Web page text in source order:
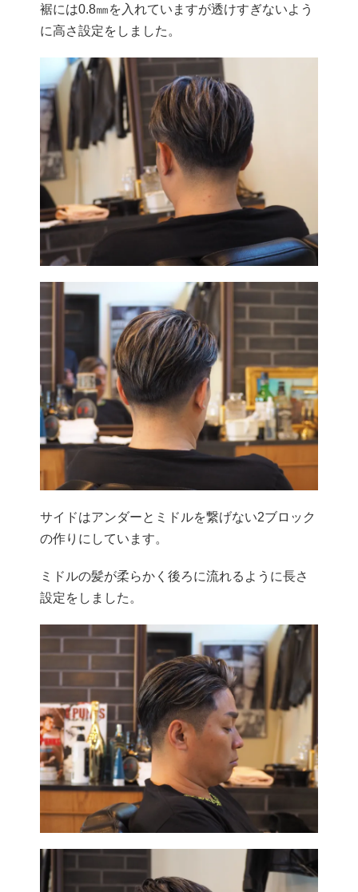
裾には0.8㎜を入れていますが透けすぎないよう
に高さ設定をしました。
サイドはアンダーとミドルを繋げない2ブロック
の作りにしています。
ミドルの髪が柔らかく後ろに流れるように長さ
設定をしました。